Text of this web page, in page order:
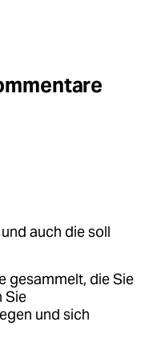
auch die soll
gesammelt, die Sie
Sie
und sich